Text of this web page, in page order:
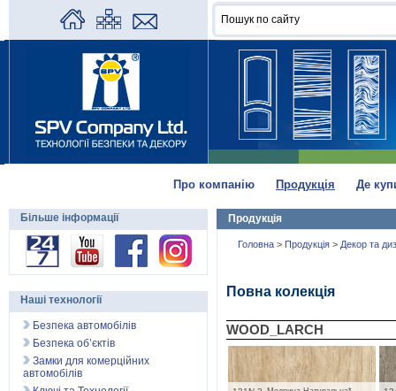
Про компанію Продукція Де
Продукція
Головна > Продукція > Декор та
Повна колекція
WOOD_LARCH
Більше інформації
Наші технології
Безпека автомобілів
Безпека об’єктів
Замки для комерційних
автомобілів